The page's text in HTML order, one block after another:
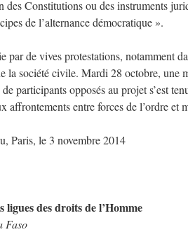
des Constitutions ou des instruments
de l’alternance démocratique ».
par de vives protestations, notamment
la société civile. Mardi 28 octobre, une
participants opposés au projet s’est
affrontements entre forces de l’ordre et
Paris, le 3 novembre 2014
des droits de l’Homme
Faso